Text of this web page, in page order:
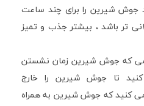
جوش شیرین را برای چند ساعت
تر باشد ، بیشتر جذب و تمیز
که جوش شیرین زمان نشستن
تا جوش شیرین را خارج
کنید که جوش شیرین به همراه